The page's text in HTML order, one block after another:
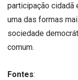
participação cidadã
uma das formas
sociedade
comum.
Fontes: